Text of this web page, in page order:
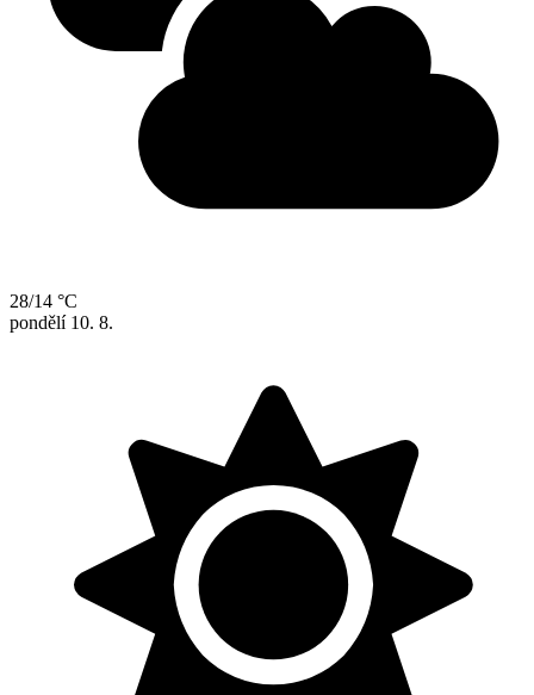
28/14 °C
pondělí 10. 8.